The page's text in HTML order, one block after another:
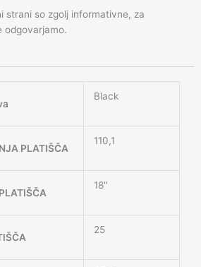
strani so zgolj informativne, za
odgovarjamo.
Black
PLATIŠČA
110,1
18"
25